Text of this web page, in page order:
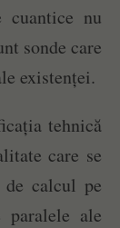
cuantice nu
sonde care
existenței.
tehnică
care se
calcul pe
ale